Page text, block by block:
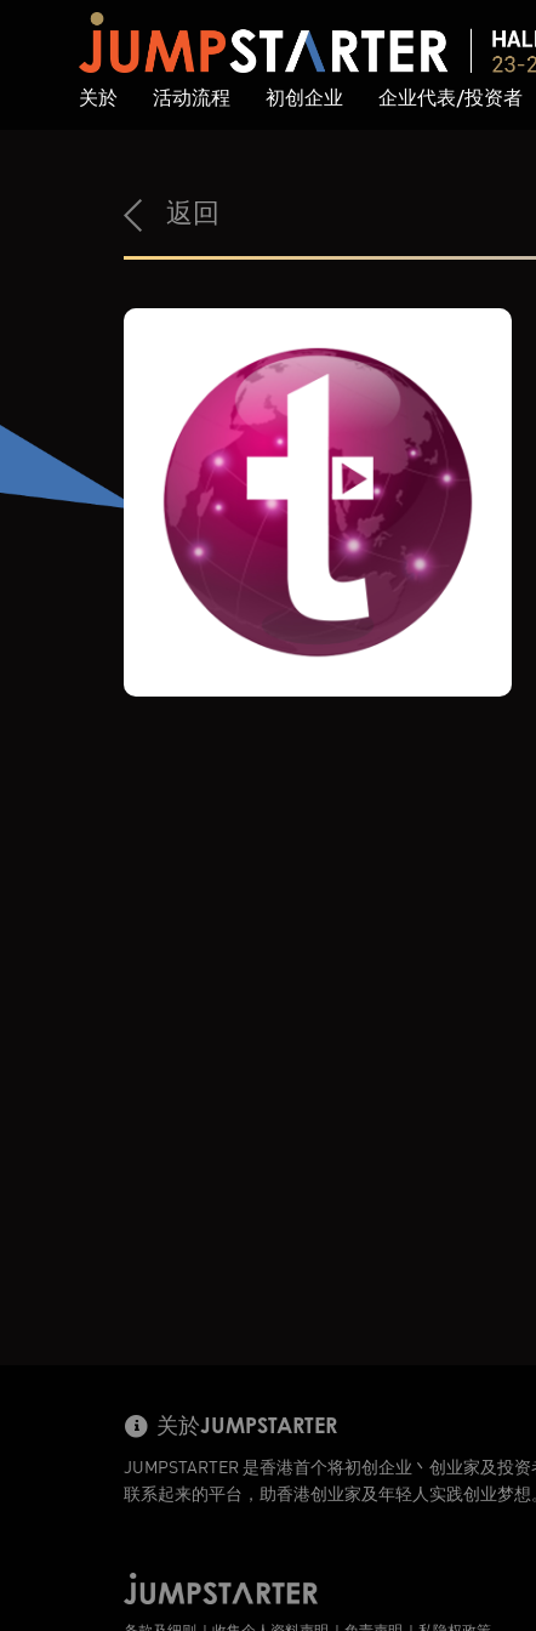
关於 活动流程 初创企业 企业代表/投资者
返回
关於JUMPSTARTER
JUMPSTARTER 是香港首个将初创企业丶创业家及投资
联系起来的平台，助香港创业家及年轻人实践创业梦想。